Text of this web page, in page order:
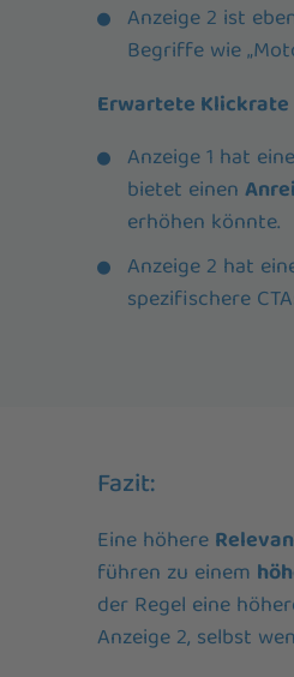
Anzeige 2 ist
Begriffe wie
Erwartete Klickrate
Anzeige 1 hat
bietet einen
erhöhen könnte.
Anzeige 2 hat
spezifischere
Fazit:
Eine höhere
führen zu einem
der Regel eine
Anzeige 2, selbst